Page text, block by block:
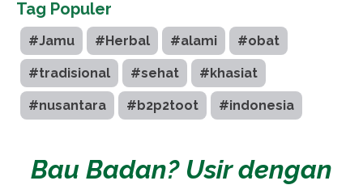
Tag Populer
#Jamu #Herbal #alami #obat
#tradisional #sehat #khasiat
#nusantara #b2p2toot #indonesia
Bau Badan? Usir dengan